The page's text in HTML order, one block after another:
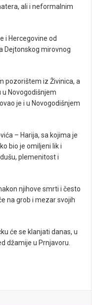
ali i neformalnim
i Hercegovine od
Dejtonskog mirovnog
pozorištem iz Živinica, a
Novogodišnjem
je i u Novogodišnjem
– Harija, sa kojima je
bio je omiljeni lik i
plemenitost i
njihove smrti i često
na grob i mezar svojih
će se klanjati danas, u
džamije u Prnjavoru.